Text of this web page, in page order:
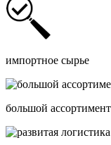
импортное сырье
большой ассортимент